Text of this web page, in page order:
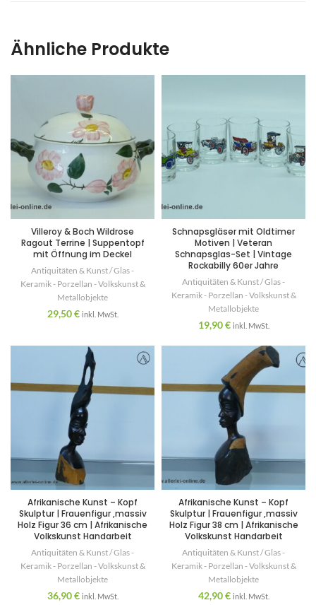
Ähnliche Produkte
Villeroy & Boch Wildrose
Ragout Terrine | Suppentopf
mit Öffnung im Deckel
Antiquitäten & Kunst / Glas -
Keramik - Porzellan - Volkskunst &
Metallobjekte
29,50€ inkl. MwSt.
Schnapsgläser mit Oldtimer
Motiven | Veteran
Schnapsglas-Set | Vintage
Rockabilly 60er Jahre
Antiquitäten & Kunst / Glas -
Keramik - Porzellan - Volkskunst &
Metallobjekte
19,90€ inkl. MwSt.
Afrikanische Kunst – Kopf
Skulptur | Frauenfigur ,massiv
Holz Figur 36 cm | Afrikanische
Volkskunst Handarbeit
Antiquitäten & Kunst / Glas -
Keramik - Porzellan - Volkskunst &
Metallobjekte
36,90€ inkl. MwSt.
Afrikanische Kunst – Kopf
Skulptur | Frauenfigur ,massiv
Holz Figur 38 cm | Afrikanische
Volkskunst Handarbeit
Antiquitäten & Kunst / Glas -
Keramik - Porzellan - Volkskunst &
Metallobjekte
42,90€ inkl. MwSt.